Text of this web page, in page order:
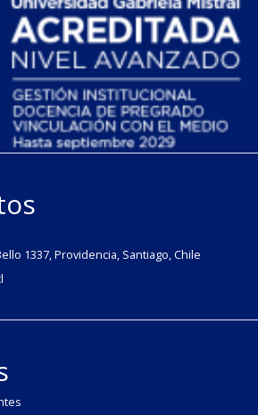
1337, Providencia, Santiago, Chile